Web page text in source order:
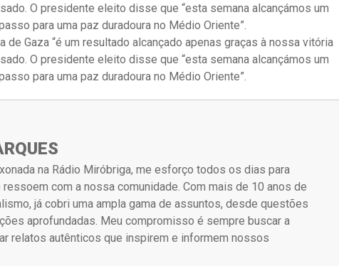
O presidente eleito disse que “esta semana alcançámos um
para uma paz duradoura no Médio Oriente”.
Gaza “é um resultado alcançado apenas graças à nossa vitória
O presidente eleito disse que “esta semana alcançámos um
para uma paz duradoura no Médio Oriente”.
na Rádio Miróbriga, me esforço todos os dias para
com a nossa comunidade. Com mais de 10 anos de
já cobri uma ampla gama de assuntos, desde questões
aprofundadas. Meu compromisso é sempre buscar a
relatos autênticos que inspirem e informem nossos